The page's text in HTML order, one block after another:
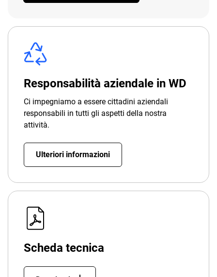
Responsabilità aziendale in WD
Ci impegniamo a essere cittadini aziendali
responsabili in tutti gli aspetti della nostra
attività.
Ulteriori informazioni
Scheda tecnica